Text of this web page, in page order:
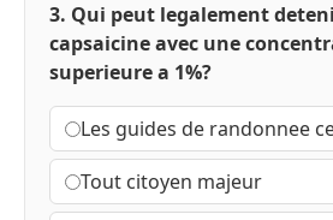
3. Qui peut legalement
capsaicine avec une
superieure a 1%?
Les guides de randonnee
Tout citoyen majeur